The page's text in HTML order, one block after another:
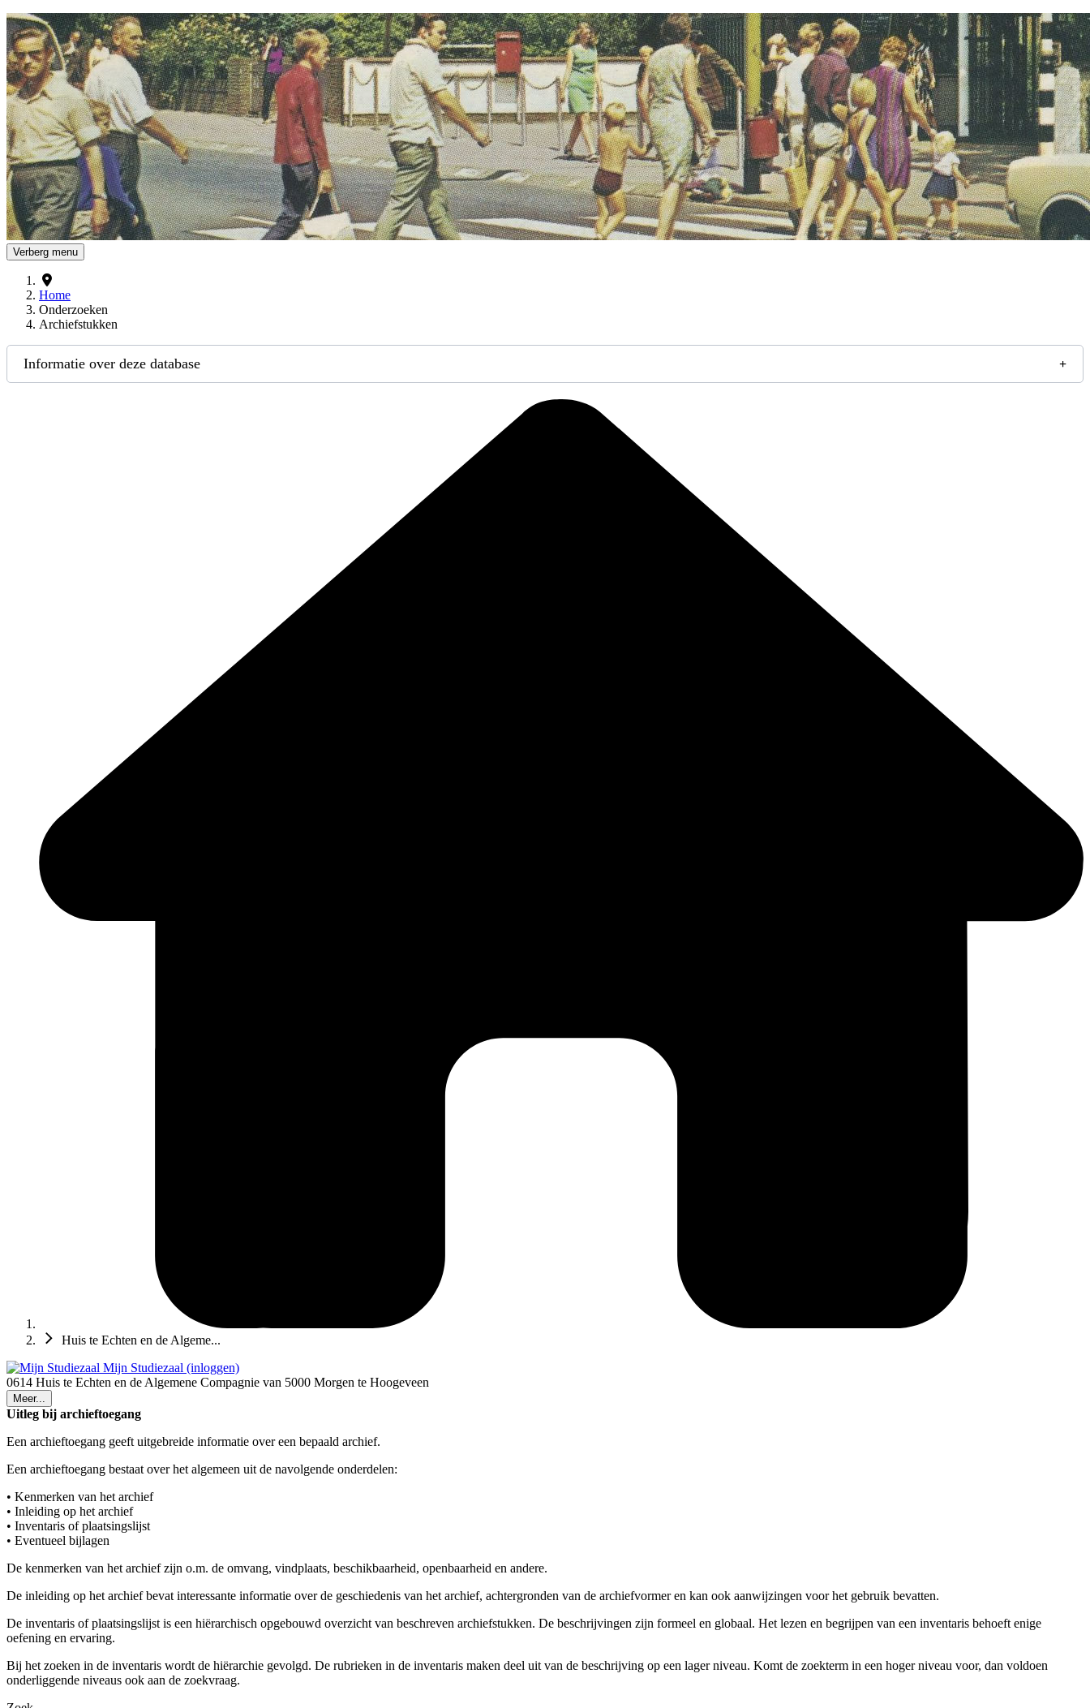
Drents Archief
Verberg menu
Home
Onderzoeken
Archiefstukken
Informatie over deze database
Huis te Echten en de Algeme...
Mijn Studiezaal (inloggen)
0614 Huis te Echten en de Algemene Compagnie van 5000 Morgen te Hoogeveen
Meer...
Uitleg bij archieftoegang
Een archieftoegang geeft uitgebreide informatie over een bepaald archief.
Een archieftoegang bestaat over het algemeen uit de navolgende onderdelen:
• Kenmerken van het archief
• Inleiding op het archief
• Inventaris of plaatsingslijst
• Eventueel bijlagen
De kenmerken van het archief zijn o.m. de omvang, vindplaats, beschikbaarheid, openbaarheid en andere.
De inleiding op het archief bevat interessante informatie over de geschiedenis van het archief, achtergronden van de archiefvormer en kan ook aanwijzingen voor het gebruik bevatten.
De inventaris of plaatsingslijst is een hiërarchisch opgebouwd overzicht van beschreven archiefstukken. De beschrijvingen zijn formeel en globaal. Het lezen en begrijpen van een inventaris behoeft enige
oefening en ervaring.
Bij het zoeken in de inventaris wordt de hiërarchie gevolgd. De rubrieken in de inventaris maken deel uit van de beschrijving op een lager niveau. Komt de zoekterm in een hoger niveau voor, dan voldoen
onderliggende niveaus ook aan de zoekvraag.